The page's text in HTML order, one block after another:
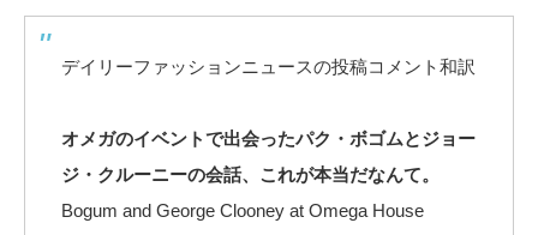
デイリーファッションニュースの投稿コメント和訳
オメガのイベントで出会ったパク・ボゴムとジョー
ジ・クルーニーの会話、これが本当だなんて。
Bogum and George Clooney at Omega House